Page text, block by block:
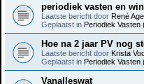
periodiek vasten en
Laatste bericht door René
Geplaatst in Periodiek Vasten
Hoe na 2 jaar PV nog
Laatste bericht door Krista
Geplaatst in Periodiek Vasten
Vanalleswat